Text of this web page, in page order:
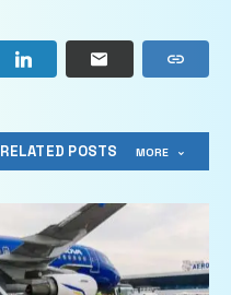
RELATED POSTS MORE